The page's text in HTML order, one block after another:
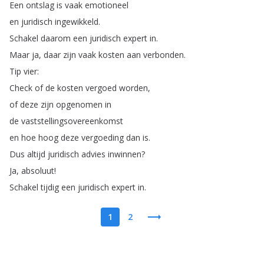
Een ontslag is vaak emotioneel
en juridisch ingewikkeld.
Schakel daarom een juridisch expert in.
Maar ja, daar zijn vaak kosten aan verbonden.
Tip vier:
Check of de kosten vergoed worden,
of deze zijn opgenomen in
de vaststellingsovereenkomst
en hoe hoog deze vergoeding dan is.
Dus altijd juridisch advies inwinnen?
Ja, absoluut!
Schakel tijdig een juridisch expert in.
1 2